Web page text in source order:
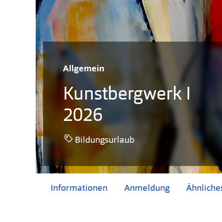
Allgemein
Kunstbergwerk I
2026
Bildungsurlaub
Informationen Anmeldung